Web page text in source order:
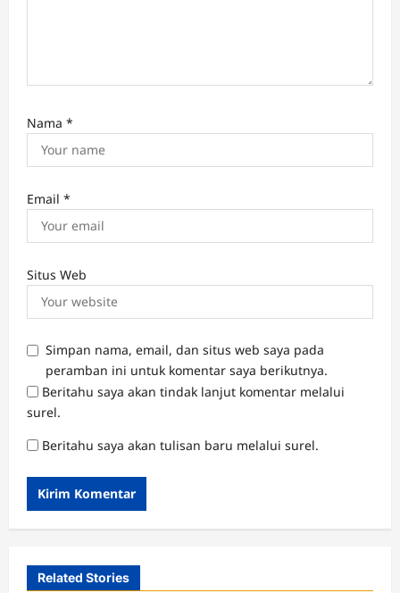
Nama *
Email *
Situs Web
Simpan nama, email, dan situs web saya pada
peramban ini untuk komentar saya berikutnya.
Beritahu saya akan tindak lanjut komentar melalui
surel.
Beritahu saya akan tulisan baru melalui surel.
Related Stories